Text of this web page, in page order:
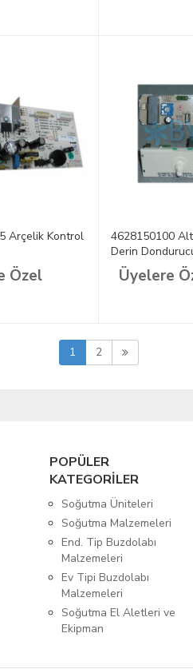
Arçelik Kontrol
Özel
4628150100
Derin
Üyelere
1 2
POPÜLER
KATEGORİLER
Soğutma Üniteleri
Soğutma Malzemeleri
End. Tip Buzdolabı
Malzemeleri
Ev Tipi Buzdolabı
Malzemeleri
Soğutma El Aletleri ve
Ekipman